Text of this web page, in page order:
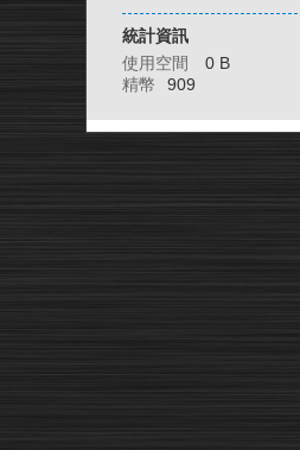
統計資訊
使用空間
0 B
精幣
909